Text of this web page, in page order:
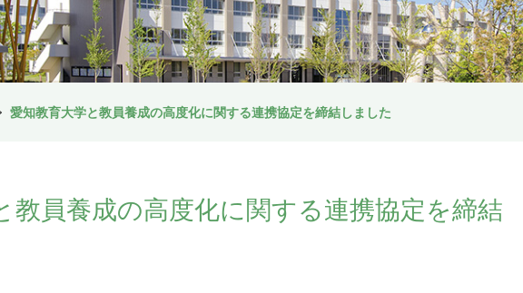
愛知教育大学と教員養成の高度化に関する連携協定を締結しました
教員養成の高度化に関する連携協定を締結